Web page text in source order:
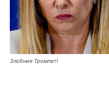
Злобния Тромпет!